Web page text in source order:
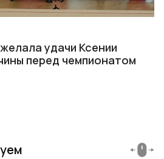
удачи Ксении
перед чемпионатом